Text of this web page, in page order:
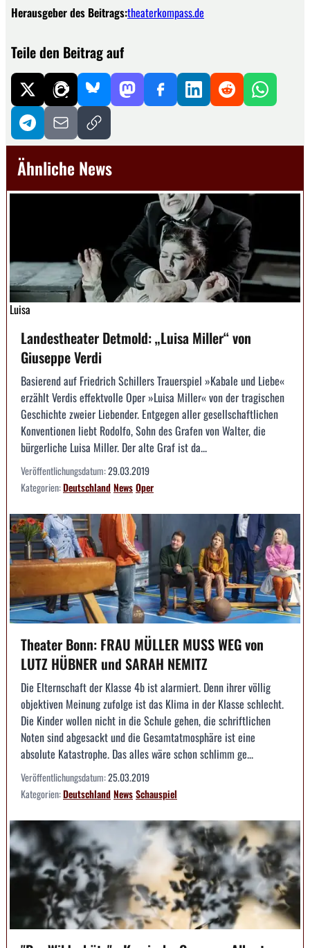
Herausgeber des Beitrags:theaterkompass.de
Teile den Beitrag auf
Ähnliche News
Luisa
Landestheater Detmold: „Luisa Miller“ von
Giuseppe Verdi
Basierend auf Friedrich Schillers Trauerspiel »Kabale und Liebe«
erzählt Verdis effektvolle Oper »Luisa Miller« von der tragischen
Geschichte zweier Liebender. Entgegen aller gesellschaftlichen
Konventionen liebt Rodolfo, Sohn des Grafen von Walter, die
bürgerliche Luisa Miller. Der alte Graf ist da...
Veröffentlichungsdatum:29.03.2019
Kategorien:DeutschlandNewsOper
Theater Bonn: FRAU MÜLLER MUSS WEG von
LUTZ HÜBNER und SARAH NEMITZ
Die Elternschaft der Klasse 4b ist alarmiert. Denn ihrer völlig
objektiven Meinung zufolge ist das Klima in der Klasse schlecht.
Die Kinder wollen nicht in die Schule gehen, die schriftlichen
Noten sind abgesackt und die Gesamtatmosphäre ist eine
absolute Katastrophe. Das alles wäre schon schlimm ge...
Veröffentlichungsdatum:25.03.2019
Kategorien:DeutschlandNewsSchauspiel